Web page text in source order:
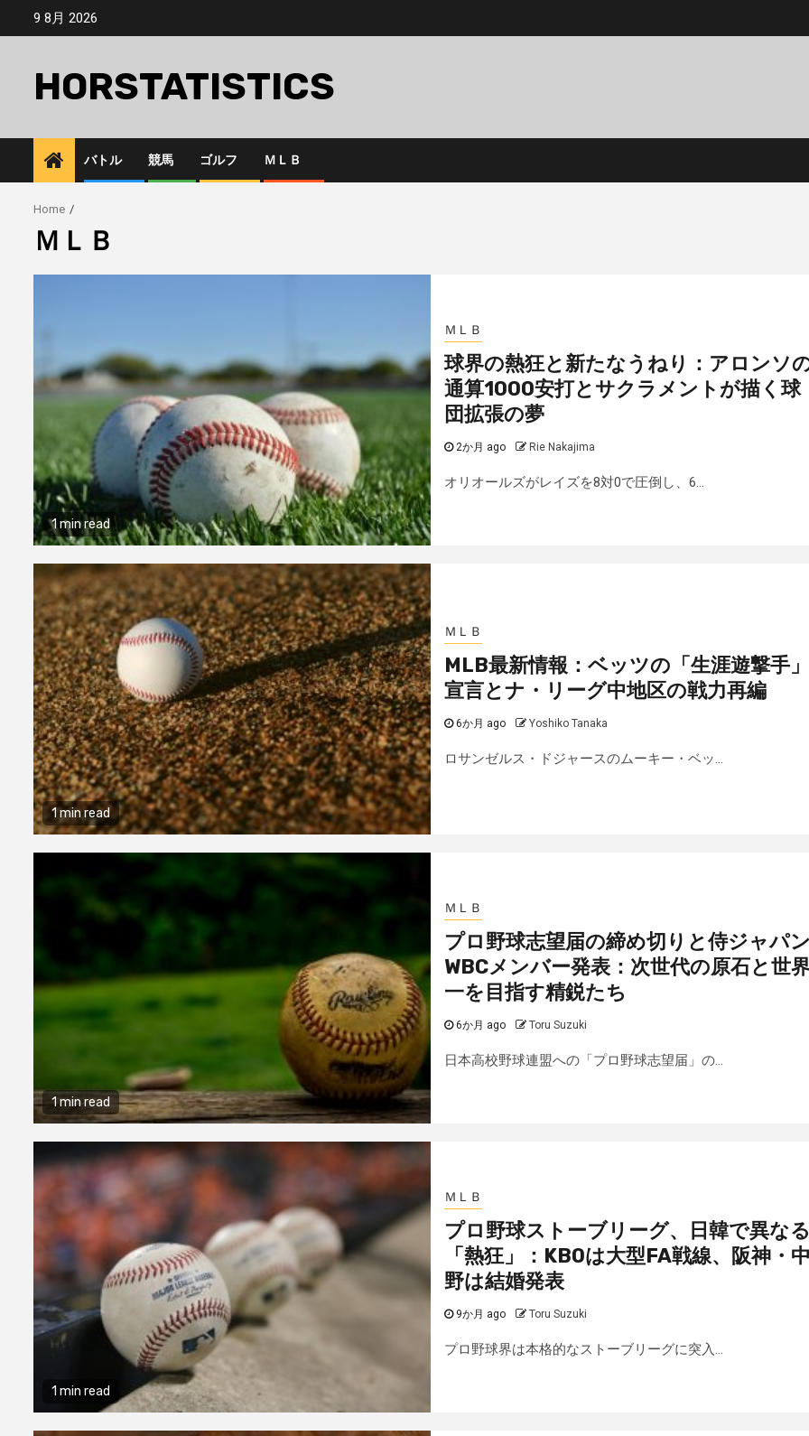
9 8月 2026
HORSTATISTICS
バトル 競馬 ゴルフ ＭＬＢ
Home
ＭＬＢ
1 min read
ＭＬＢ
球界の熱狂と新たなうねり：アロンソ
通算1000安打とサクラメントが描く球
団拡張の夢
2か月 ago Rie Nakajima
オリオールズがレイズを8対0で圧倒し、6...
1 min read
ＭＬＢ
MLB最新情報：ベッツの「生涯遊撃手」
宣言とナ・リーグ中地区の戦力再編
6か月 ago Yoshiko Tanaka
ロサンゼルス・ドジャースのムーキー・ベッ...
1 min read
ＭＬＢ
プロ野球志望届の締め切りと侍ジャパ
WBCメンバー発表：次世代の原石と世
一を目指す精鋭たち
6か月 ago Toru Suzuki
日本高校野球連盟への「プロ野球志望届」の...
1 min read
ＭＬＢ
プロ野球ストーブリーグ、日韓で異な
「熱狂」：KBOは大型FA戦線、阪神・
野は結婚発表
9か月 ago Toru Suzuki
プロ野球界は本格的なストーブリーグに突入...